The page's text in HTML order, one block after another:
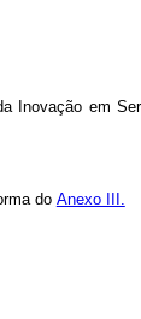
Inovação em
do Anexo III.